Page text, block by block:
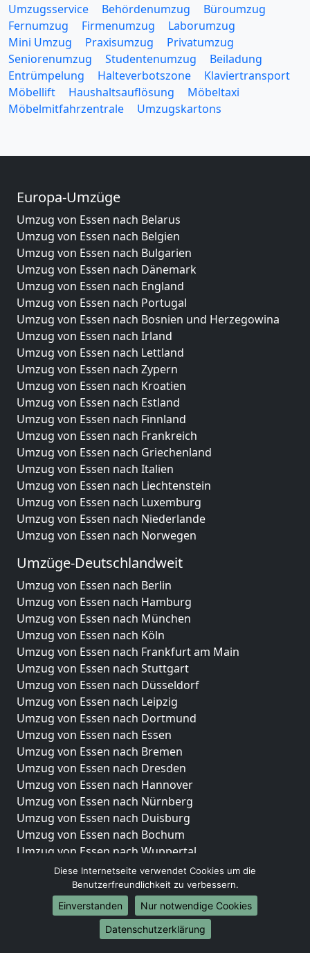
Umzugsservice Behördenumzug
Büroumzug
Fernumzug
Firmenumzug
Laborumzug
Mini Umzug
Praxisumzug
Privatumzug
Seniorenumzug
Studentenumzug
Beiladung
Entrümpelung
Halteverbotszone
Klaviertransport
Möbellift
Haushaltsauflösung
Möbeltaxi
Möbelmitfahrzentrale
Umzugskartons
Europa-Umzüge
Umzug von Essen nach Belarus
Umzug von Essen nach Belgien
Umzug von Essen nach Bulgarien
Umzug von Essen nach Dänemark
Umzug von Essen nach England
Umzug von Essen nach Portugal
Umzug von Essen nach Bosnien und Herzegowina
Umzug von Essen nach Irland
Umzug von Essen nach Lettland
Umzug von Essen nach Zypern
Umzug von Essen nach Kroatien
Umzug von Essen nach Estland
Umzug von Essen nach Finnland
Umzug von Essen nach Frankreich
Umzug von Essen nach Griechenland
Umzug von Essen nach Italien
Umzug von Essen nach Liechtenstein
Umzug von Essen nach Luxemburg
Umzug von Essen nach Niederlande
Umzug von Essen nach Norwegen
Umzüge-Deutschlandweit
Umzug von Essen nach Berlin
Umzug von Essen nach Hamburg
Umzug von Essen nach München
Umzug von Essen nach Köln
Umzug von Essen nach Frankfurt am Main
Umzug von Essen nach Stuttgart
Umzug von Essen nach Düsseldorf
Umzug von Essen nach Leipzig
Umzug von Essen nach Dortmund
Umzug von Essen nach Essen
Umzug von Essen nach Bremen
Umzug von Essen nach Dresden
Umzug von Essen nach Hannover
Umzug von Essen nach Nürnberg
Umzug von Essen nach Duisburg
Umzug von Essen nach Bochum
Umzug von Essen nach Wuppertal
Umzug von Essen nach Bielefeld
Umzug von Essen nach Bonn
Umzug von Essen nach Münster
Internationale-Umzüge
Diese Internetseite verwendet Cookies um die
Benutzerfreundlichkeit zu verbessern.
Einverstanden
Nur notwendige Cookies
Datenschutzerklärung